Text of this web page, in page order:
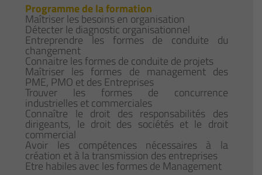
Programme de la formation
Maîtriser les besoins en organisation
Détecter le diagnostic organisationnel
Entreprendre les formes de conduite du
changement
Connaitre les formes de conduite de projets
Maîtriser les formes de management des
PME, PMO et des Entreprises
Trouver les formes de concurrence
industrielles et commerciales
Connaître le droit des responsabilités des
dirigeants, le droit des sociétés et le droit
commercial
Avoir les compétences nécessaires à la
création et à la transmission des entreprises
Etre habiles avec les formes de Management